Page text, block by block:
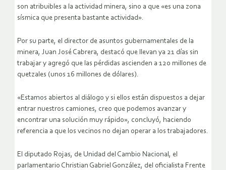
son atribuibles a la actividad minera, sino a que «es una zona
sísmica que presenta bastante actividad».
Por su parte, el director de asuntos gubernamentales de la
minera, Juan José Cabrera, destacó que llevan ya 21 días sin
trabajar y agregó que las pérdidas ascienden a 120 millones de
quetzales (unos 16 millones de dólares).
«Estamos abiertos al diálogo y si ellos están dispuestos a dejar
entrar nuestros camiones, creo que podemos avanzar y
encontrar una solución muy rápido», concluyó, haciendo
referencia a que los vecinos no dejan operar a los trabajadores.
El diputado Rojas, de Unidad del Cambio Nacional, el
parlamentario Christian Gabriel González, del oficialista Frente